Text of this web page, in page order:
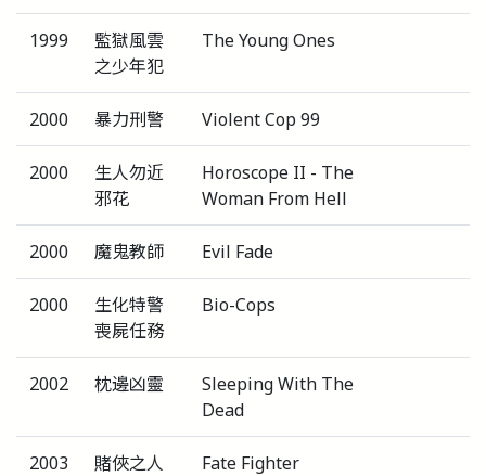
1999
監獄風雲
之少年犯
The Young Ones
2000 暴力刑警 Violent Cop 99
2000
生人勿近
邪花
Horoscope II - The
Woman From Hell
2000 魔鬼教師 Evil Fade
2000
生化特警
喪屍任務
Bio-Cops
2002 枕邊凶靈
Sleeping With The
Dead
2003
賭俠之人
Fate Fighter